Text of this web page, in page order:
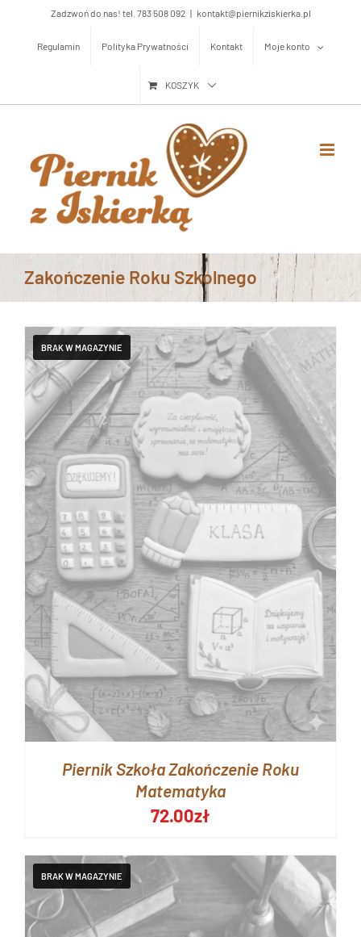
zawartości
Zadzwoń do nas! tel. 783 508 092 | kontakt@piernikziskierka.pl
Regulamin Polityka Prywatności Kontakt Moje konto
KOSZYK
Zakończenie Roku Szkolnego
Piernik Szkoła Zakończenie Roku
Matematyka
72.00zł